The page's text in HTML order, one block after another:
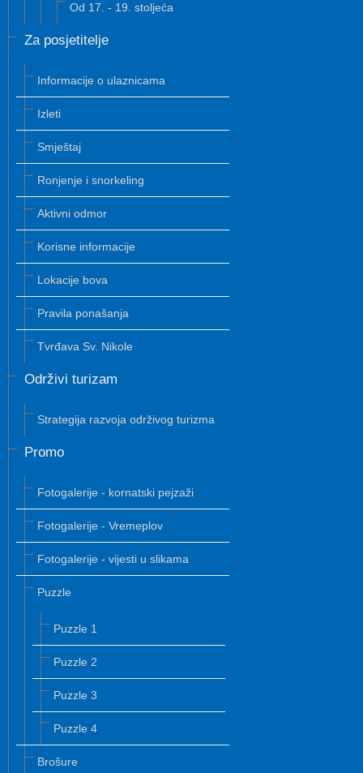
Od 17. - 19. stoljeća
Za posjetitelje
Informacije o ulaznicama
Izleti
Smještaj
Ronjenje i snorkeling
Aktivni odmor
Korisne informacije
Lokacije bova
Pravila ponašanja
Tvrđava Sv. Nikole
Održivi turizam
Strategija razvoja održivog turizma
Promo
Fotogalerije - kornatski pejzaži
Fotogalerije - Vremeplov
Fotogalerije - vijesti u slikama
Puzzle
Puzzle 1
Puzzle 2
Puzzle 3
Puzzle 4
Brošure